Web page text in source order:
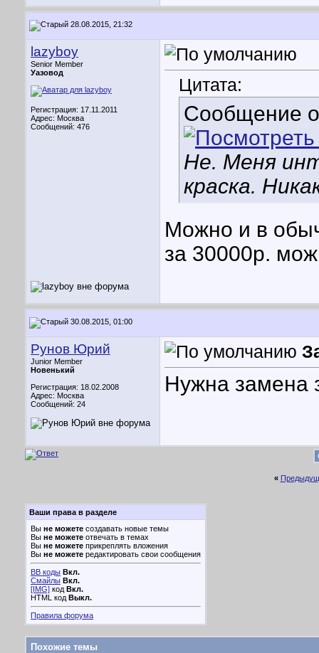
28.08.2015, 21:32
lazyboy
Senior Member
Уазовод
Регистрация: 17.11.2011
Адрес: Москва
Сообщений: 476
Цитата:
Сообщение
Не. Меня
краска.
Можно и в
за 30000р.
30.08.2015, 01:00
Рунов Юрий
Junior Member
Новенький
Регистрация: 18.02.2008
Адрес: Москва
Сообщений: 24
Нужна замена
«
Ваши права в разделе
Вы не можете создавать новые темы
Вы не можете отвечать в темах
Вы не можете прикреплять вложения
Вы не можете редактировать свои сообщения
BB коды Вкл.
Смайлы Вкл.
[IMG] код Вкл.
HTML код Выкл.
Правила форума
Похожие темы